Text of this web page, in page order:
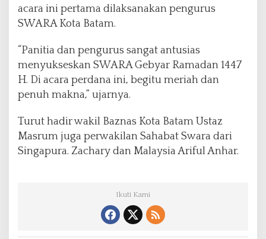
acara ini pertama dilaksanakan pengurus
SWARA Kota Batam.
“Panitia dan pengurus sangat antusias
menyukseskan SWARA Gebyar Ramadan 1447
H. Di acara perdana ini, begitu meriah dan
penuh makna,” ujarnya.
Turut hadir wakil Baznas Kota Batam Ustaz
Masrum juga perwakilan Sahabat Swara dari
Singapura. Zachary dan Malaysia Ariful Anhar.
Ikuti Kami